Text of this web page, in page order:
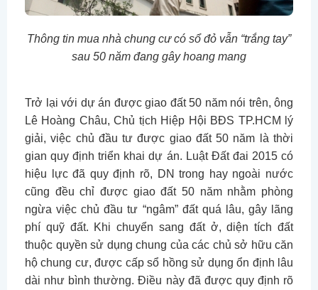
Thông tin mua nhà chung cư có sổ đỏ vẫn “trắng tay”
sau 50 năm đang gây hoang mang
Trở lại với dự án được giao đất 50 năm nói trên, ông
Lê Hoàng Châu, Chủ tịch Hiệp Hội BĐS TP.HCM lý
giải, việc chủ đầu tư được giao đất 50 năm là thời
gian quy định triển khai dự án. Luật Đất đai 2015 có
hiệu lực đã quy định rõ, DN trong hay ngoài nước
cũng đều chỉ được giao đất 50 năm nhằm phòng
ngừa việc chủ đầu tư “ngâm” đất quá lâu, gây lãng
phí quỹ đất. Khi chuyển sang đất ở, diện tích đất
thuộc quyền sử dụng chung của các chủ sở hữu căn
hộ chung cư, được cấp sổ hồng sử dụng ổn định lâu
dài như bình thường. Điều này đã được quy định rõ